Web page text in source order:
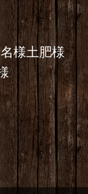
様土肥様
名様